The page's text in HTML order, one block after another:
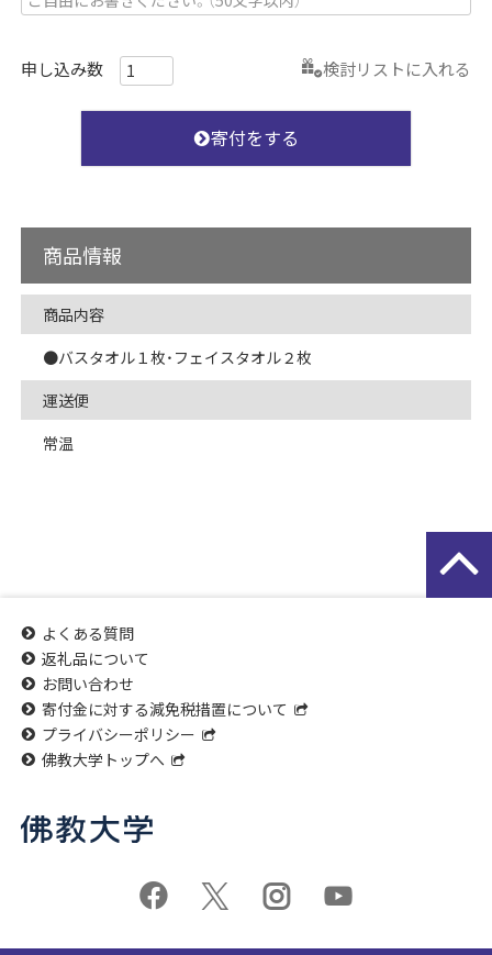
検討リストに入れる
寄付をする
商品情報
商品内容
●バスタオル１枚・フェイスタオル２枚
運送便
常温
よくある質問
返礼品について
お問い合わせ
寄付金に対する減免税措置について
プライバシーポリシー
佛教大学トップへ